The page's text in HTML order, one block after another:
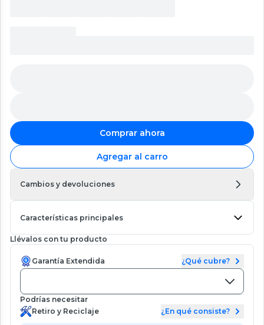
Comprar ahora
Agregar al carro
Cambios y devoluciones
Características principales
Llévalos con tu producto
Garantía Extendida ¿Qué cubre?
Podrías necesitar
Retiro y Reciclaje
¿En qué consiste?